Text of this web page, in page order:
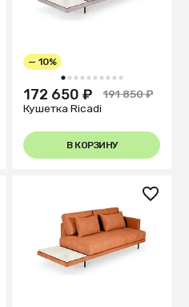
1 2 3 4 5 6 7 8 9 10
— 10%
172 650 ₽
191 850 ₽
Кушетка Ricadi
В КОРЗИНУ